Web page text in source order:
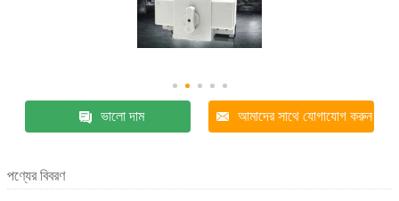
ভালো দাম আমাদের সাথে যোগাযোগ করুন
পণ্যের বিবরণ